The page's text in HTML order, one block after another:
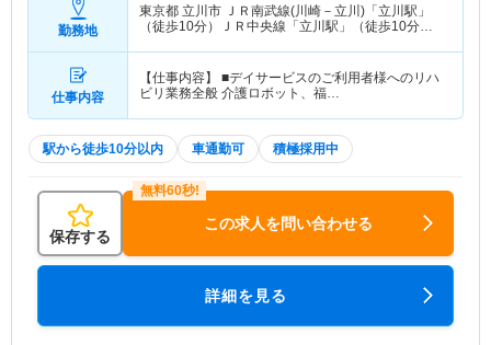
勤務地
東京都 立川市 ＪＲ南武線(川崎－立川)「立川駅」
（徒歩10分）ＪＲ中央線「立川駅」（徒歩10分）
仕事内容
【仕事内容】 ■デイサービスのご利用者様へのリハ
ビリ業務全般 介護ロボット、福…
駅から徒歩10分以内 車通勤可 積極採用中
保存する
この求人を問い合わせる
詳細を見る